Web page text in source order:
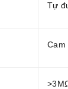
Tự
Cam